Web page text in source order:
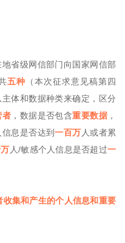
省级网信部门向国家网信部
五种 （本次征求意见稿第四
体和数据种类来确定，区分
者 ，数据是否包含重要数据 ，
信息是否达到一百万 人或者累
人/敏感个人信息是否超过一
收集和产生的个人信息和重要